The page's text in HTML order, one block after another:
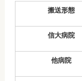
搬送形態
信大病院
他病院